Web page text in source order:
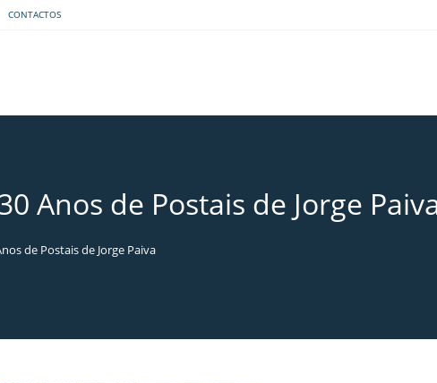
CONTACTOS
Anos de Postais de Jorge
de Postais de Jorge Paiva